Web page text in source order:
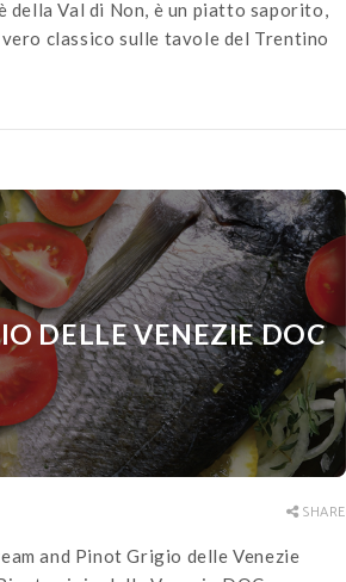
della Val di Non, è un piatto saporito,
classico sulle tavole del Trentino
DELLE VENEZIE DOC
SHARE
and Pinot Grigio delle Venezie